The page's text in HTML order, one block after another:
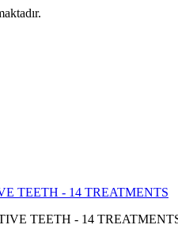
TEETH - 14 TREATMENTS